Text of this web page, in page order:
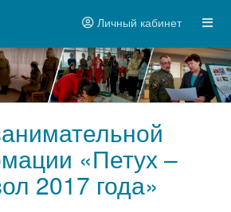
Личный кабинет
«Петух –
2017 года»